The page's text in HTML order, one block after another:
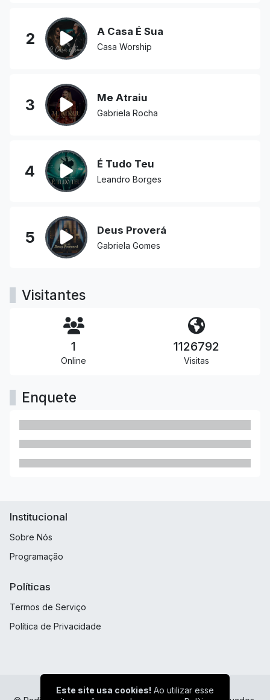
2 A Casa É Sua
Casa Worship
3 Me Atraiu
Gabriela Rocha
4 É Tudo Teu
Leandro Borges
5 Deus Proverá
Gabriela Gomes
Visitantes
1
Online
1126792
Visitas
Enquete
Institucional
Sobre Nós
Programação
Políticas
Termos de Serviço
Política de Privacidade
Este site usa cookies! Ao utilizar esse